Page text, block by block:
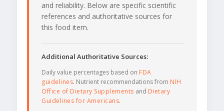
and reliability. Below are specific scientific
references and authoritative sources for
this food item.
Additional Authoritative Sources:
Daily value percentages based on FDA
guidelines. Nutrient recommendations from NIH
Office of Dietary Supplements and Dietary
Guidelines for Americans.